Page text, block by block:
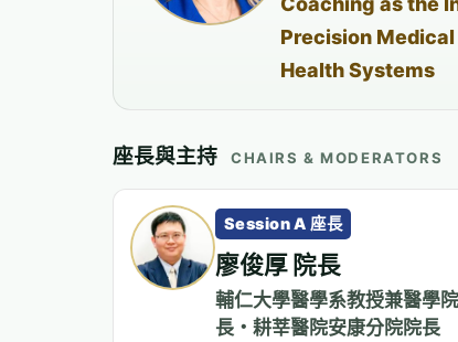
Precision
Health Systems
座長與主持 CHAIRS & MODERATORS
Session A 座長
廖俊厚 院長
輔仁大學醫學系教授兼醫學
長・耕莘醫院安康分院院長